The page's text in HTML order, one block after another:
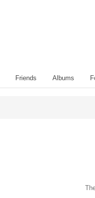
Friends Albums